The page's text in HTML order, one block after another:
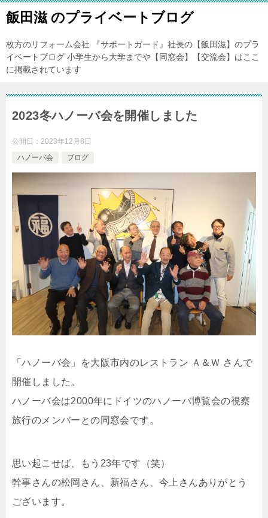
飯田滋 のプライベートブログ
枚方のリフォーム会社 『サポートガード』社長の【飯田滋】のプラ
イベートブログ 小学生から大学までや【同窓会】【交流会】はここ
に掲載されています
2023冬ハノーバ会を開催しました
公開日： 2023年12月8日
ハノーバ会
ブログ
「ハノーバ会」を大阪市内のレストラン Ａ＆Ｗ さんで
開催しました。
ハノーバ会は2000年にドイツのハノーバ博覧会の視察
旅行のメンバーとの同窓会です。
思い起こせば、もう23年です（笑）
幹事さんの松岡さん、新福さん、今上さんありがとう
ございます。